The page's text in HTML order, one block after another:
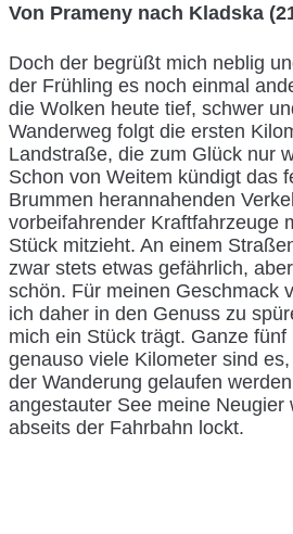
Von Prameny nach Kladska
Doch der begrüßt mich neblig
der Frühling es noch einmal
die Wolken heute tief, schwer
Wanderweg folgt die ersten
Landstraße, die zum Glück nur
Schon von Weitem kündigt das
Brummen herannahenden
vorbeifahrender Kraftfahrzeuge
Stück mitzieht. An einem
zwar stets etwas gefährlich,
schön. Für meinen Geschmack
ich daher in den Genuss zu
mich ein Stück trägt. Ganze fünf
genauso viele Kilometer sind es,
der Wanderung gelaufen
angestauter See meine Neugier
abseits der Fahrbahn lockt.